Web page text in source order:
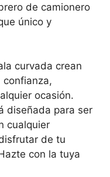
de camionero
único y
curvada crean
confianza,
ocasión.
diseñada para ser
cualquier
de tu
con la tuya